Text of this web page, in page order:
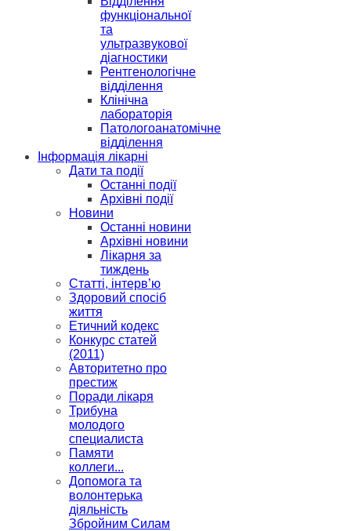
функціональної
та
ультразвукової
діагностики
Рентгенологічне
відділення
Клінічна
лабораторія
Патологоанатомічне
відділення
Інформація лікарні
Дати та події
Останні події
Архівні події
Новини
Останні новини
Архівні новини
Лікарня за
тиждень
Статті, інтерв’ю
Здоровий спосіб
життя
Етичний кодекс
Конкурс статей
(2011)
Авторитетно про
престиж
Поради лікаря
Трибуна
молодого
специалиста
Памяти
коллеги...
Допомога та
волонтерька
діяльність
Збройним Силам